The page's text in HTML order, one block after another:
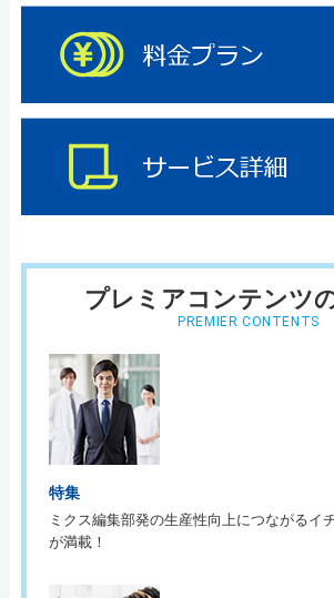
プレミアコンテンツ
PREMIER CONTENTS
特集
ミクス編集部発の生産性向上につながるイ
が満載！